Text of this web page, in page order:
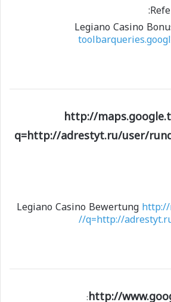
Legiano Casino
http://
q=http://adrestyt.ru/user/
Legiano Casino Bewertung
q=http://
http://
: